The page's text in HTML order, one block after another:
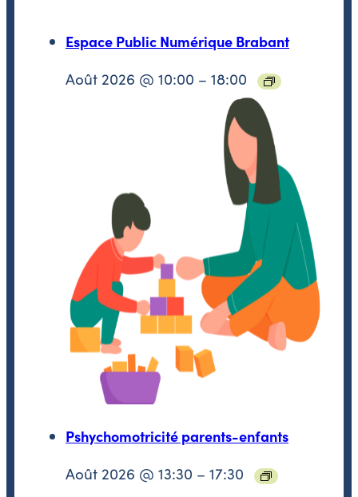
Espace Public Numérique Brabant
Août 2026 @ 10:00 – 18:00
Pshychomotricité parents-enfants
Août 2026 @ 13:30 – 17:30